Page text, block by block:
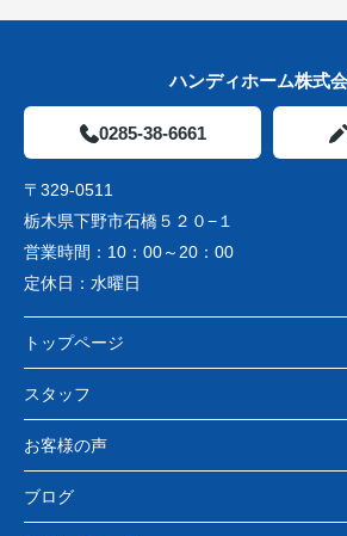
ハンディホーム株式
0285-38-6661
〒329-0511
栃木県下野市石橋５２０−１
営業時間： 10：00～20：00
定休日： 水曜日
トップページ
スタッフ
お客様の声
ブログ